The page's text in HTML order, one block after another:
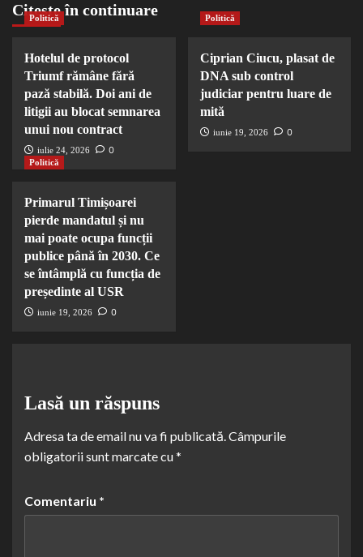
Citește în continuare
Politică
Hotelul de protocol
Triumf rămâne fără
pază stabilă. Doi ani de
litigii au blocat semnarea
unui nou contract
iulie 24, 2026 0
Politică
Ciprian Ciucu, plasat de
DNA sub control
judiciar pentru luare de
mită
iunie 19, 2026 0
Politică
Primarul Timișoarei
pierde mandatul și nu
mai poate ocupa funcții
publice până în 2030. Ce
se întâmplă cu funcția de
președinte al USR
iunie 19, 2026 0
Lasă un răspuns
Adresa ta de email nu va fi publicată.Câmpurile
obligatorii sunt marcate cu*
Comentariu *